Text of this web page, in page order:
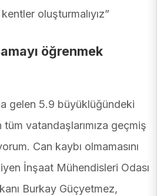
oluşturmalıyız”
öğrenmek
gelen 5.9 büyüklüğündeki
vatandaşlarımıza geçmiş
Can kaybı olmamasını
İnşaat Mühendisleri Odası
Burkay Güçyetmez,